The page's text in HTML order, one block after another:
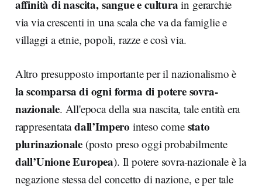
affinità di nascita, sangue e cultura in gerarchie
via via crescenti in una scala che va da famiglie e
villaggi a etnie, popoli, razze e così via.
Altro presupposto importante per il nazionalismo è
la scomparsa di ogni forma di potere sovra-
nazionale. All'epoca della sua nascita, tale entità era
rappresentatadall’Impero inteso come stato
plurinazionale (posto preso oggi probabilmente
dall’Unione Europea). Il potere sovra-nazionale è la
negazione stessa del concetto di nazione, e per tale